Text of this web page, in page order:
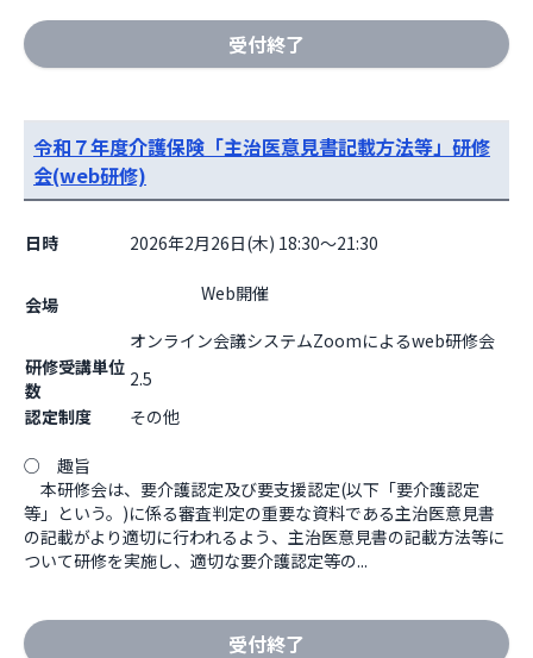
受付終了
令和７年度介護保険「主治医意見書記載方法等」研修
会(web研修)
日時 2026年2月26日(木) 18:30～21:30
会場
研修受講単位
数
2.5
認定制度
その他
○　趣旨
本研修会は、要介護認定及び要支援認定(以下「要介護認定
等」という。)に係る審査判定の重要な資料である主治医意見書
の記載がより適切に行われるよう、主治医意見書の記載方法等に
ついて研修を実施し、適切な要介護認定等の...
受付終了